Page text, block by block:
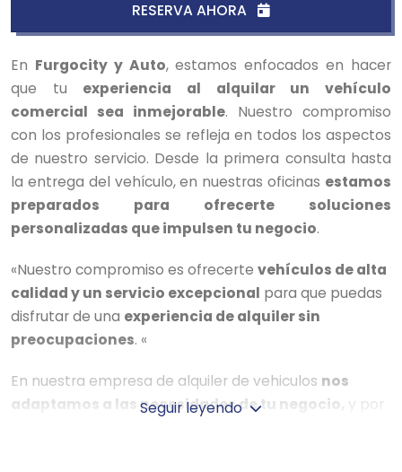
RESERVA AHORA
En Furgocity y Auto, estamos enfocados en hacer
que tu experiencia al alquilar un vehículo
comercial sea inmejorable. Nuestro compromiso
con los profesionales se refleja en todos los aspectos
de nuestro servicio. Desde la primera consulta hasta
la entrega del vehículo, en nuestras oficinas estamos
preparados para ofrecerte soluciones
personalizadas que impulsen tu negocio.
«Nuestro compromiso es ofrecerte vehículos de alta
calidad y un servicio excepcional para que puedas
disfrutar de una experiencia de alquiler sin
preocupaciones. «
En nuestra empresa de alquiler de vehiculos nos
adaptamos a las necesidades de tu negocio, y por
Seguir leyendo